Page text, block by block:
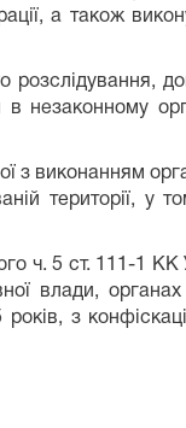
а також
розслідування,
в незаконному
з виконанням
території, у
ч. 5 ст. 111-1 КК
влади, органах
з